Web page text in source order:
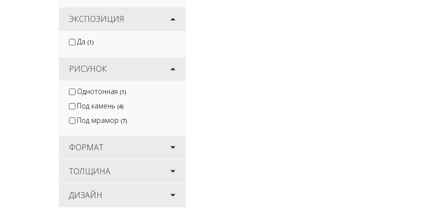
ЭКСПОЗИЦИЯ
Да (1)
РИСУНОК
Однотонная (1)
Под камень (4)
Под мрамор (7)
ФОРМАТ
ТОЛЩИНА
ДИЗАЙН